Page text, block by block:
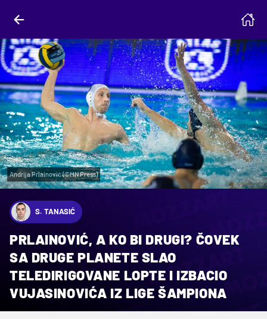
Andrija Prlainović (©MN Press)
S. TANASIĆ
PRLAINOVIĆ, A KO BI DRUGI? ČOVEK
SA DRUGE PLANETE SLAO
TELEDIRIGOVANE LOPTE I IZBACIO
VUJASINOVIĆA IZ LIGE ŠAMPIONA